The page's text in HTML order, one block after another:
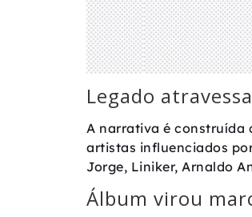
Legado
A narrativa é construída
artistas influenciados
Jorge, Liniker, Arnaldo
Álbum virou